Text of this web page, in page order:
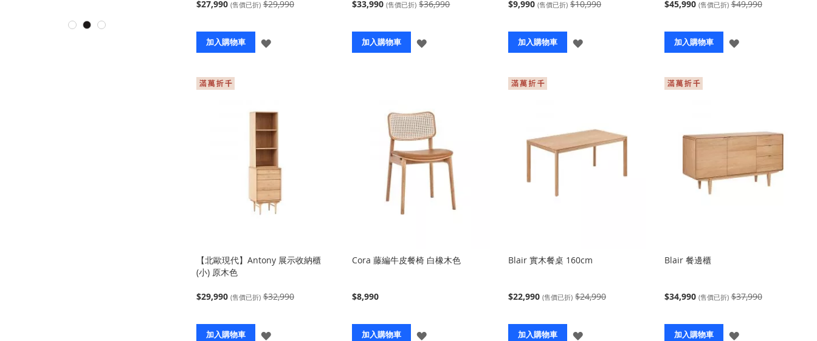
$27,990 (售價已折) $29,990
加入購物車
登
$33,990 (售價已折) $36,990
加入購物車
登
$9,990 (售價已折) $10,990
加入購物車
登
$45,990 (售價已折) $49,990
加入購物車
登
【北歐現代】Antony 展示收納櫃
(小) 原木色
$29,990 (售價已折) $32,990
加入購物車
登
Cora 藤編牛皮餐椅 白橡木色
$8,990
加入購物車
登
Blair 實木餐桌 160cm
$22,990 (售價已折) $24,990
加入購物車
登
Blair 餐邊櫃
$34,990 (售價已折) $37,990
加入購物車
登